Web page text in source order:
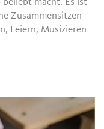
beliebt macht. Es ist
Zusammensitzen
Feiern, Musizieren